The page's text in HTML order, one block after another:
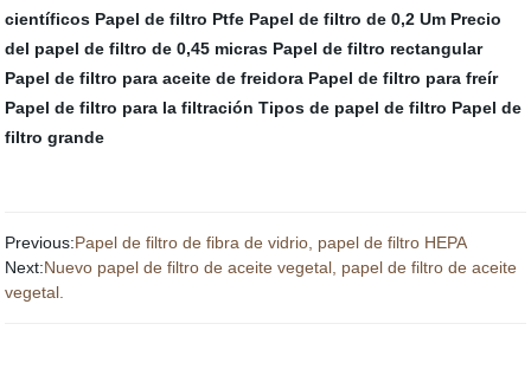
científicos Papel de filtro Ptfe Papel de filtro de 0,2 Um Precio
del papel de filtro de 0,45 micras Papel de filtro rectangular
Papel de filtro para aceite de freidora Papel de filtro para freír
Papel de filtro para la filtración Tipos de papel de filtro Papel de
filtro grande
Previous:Papel de filtro de fibra de vidrio, papel de filtro HEPA
Next:Nuevo papel de filtro de aceite vegetal, papel de filtro de aceite
vegetal.